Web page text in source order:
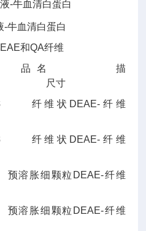
-牛血清白蛋白
-牛血清白蛋白
和QA纤维
品名
描
尺寸
纤维状DEAE-纤维
纤维状DEAE-纤维
预溶胀细颗粒DEAE-纤维
预溶胀细颗粒DEAE-纤维